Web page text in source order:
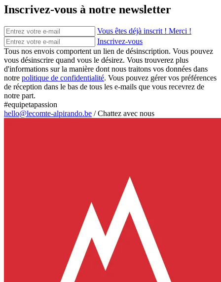
Inscrivez-vous à notre newsletter
Vous êtes déjà inscrit ! Merci !
Inscrivez-vous
Tous nos envois comportent un lien de désinscription. Vous pouvez
vous désinscrire quand vous le désirez. Vous trouverez plus
d'informations sur la manière dont nous traitons vos données dans
notre politique de confidentialité. Vous pouvez gérer vos préférences
de réception dans le bas de tous les e-mails que vous recevrez de
notre part.
#equipetapassion
hello@lecomte-alpirando.be /Chattez avec nous